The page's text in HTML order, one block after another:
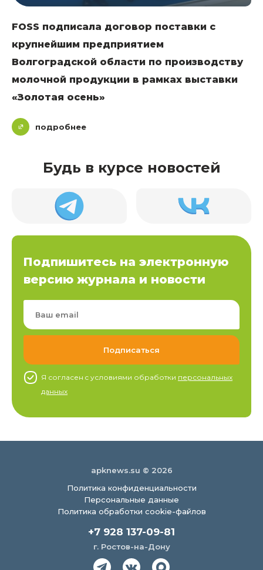
FOSS подписала договор поставки с
крупнейшим предприятием
Волгоградской области по производству
молочной продукции в рамках выставки
«Золотая осень»
подробнее
Будь в курсе новостей
Подпишитесь на электронную
версию журнала и новости
Я согласен c условиями обработки персональных
данных
apknews.su © 2026
Политика конфиденциальности
Персональные данные
Политика обработки cookie-файлов
+7 928 137-09-81
г. Ростов-на-Дону